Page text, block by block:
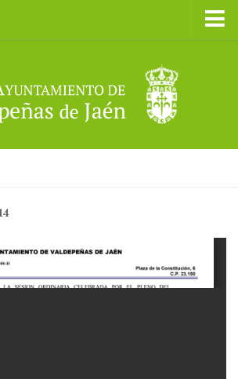
2023